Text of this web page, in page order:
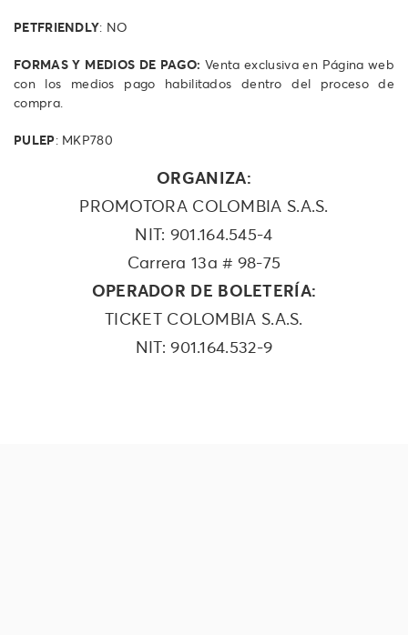
PETFRIENDLY: NO
FORMAS Y MEDIOS DE PAGO: Venta exclusiva en Página web
con los medios pago habilitados dentro del proceso de
compra.
PULEP: MKP780
ORGANIZA:
PROMOTORA COLOMBIA S.A.S.
NIT: 901.164.545-4
Carrera 13a # 98-75
OPERADOR DE BOLETERÍA:
TICKET COLOMBIA S.A.S.
NIT: 901.164.532-9